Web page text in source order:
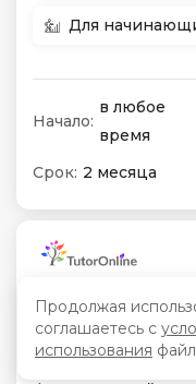
Для
Начало:
в любое
время
Срок: 2 месяца
Подготовка по
Продолжая
соглашаетесь с
использования